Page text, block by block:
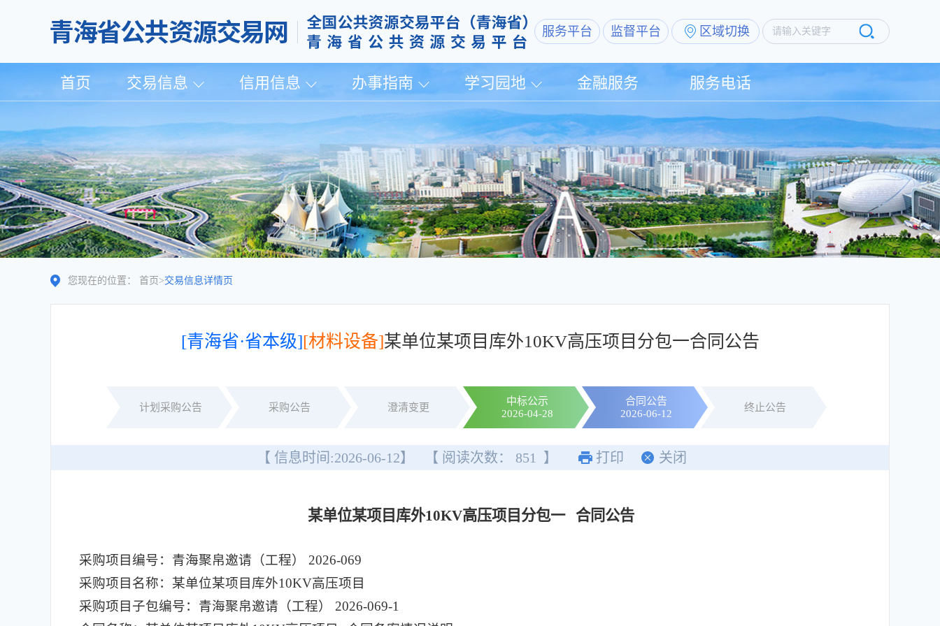
服务平台 监督平台 区域切换 请输入关键字
首页 交易信息 信用信息 办事指南 学习园地 金融服务 服务电话
您现在的位置： 首页 >交易信息详情页
[青海省·省本级][材料设备]某单位某项目库外10KV高压项目分包一合同公告
计划采购公告 采购公告 澄清变更
中标公示
2026-04-28
合同公告
2026-06-12
终止公告
【 信息时间:2026-06-12】 【 阅读次数： 851 】 打印 关闭
某单位某项目库外10KV高压项目分包一 合同公告
采购项目编号：青海聚帛邀请（工程） 2026-069
采购项目名称：某单位某项目库外10KV高压项目
采购项目子包编号：青海聚帛邀请（工程） 2026-069-1